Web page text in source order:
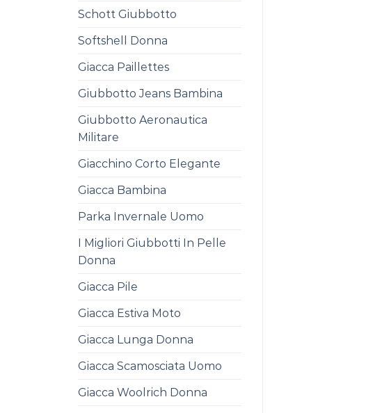
Schott Giubbotto
Softshell Donna
Giacca Paillettes
Giubbotto Jeans Bambina
Giubbotto Aeronautica
Militare
Giacchino Corto Elegante
Giacca Bambina
Parka Invernale Uomo
I Migliori Giubbotti In Pelle
Donna
Giacca Pile
Giacca Estiva Moto
Giacca Lunga Donna
Giacca Scamosciata Uomo
Giacca Woolrich Donna